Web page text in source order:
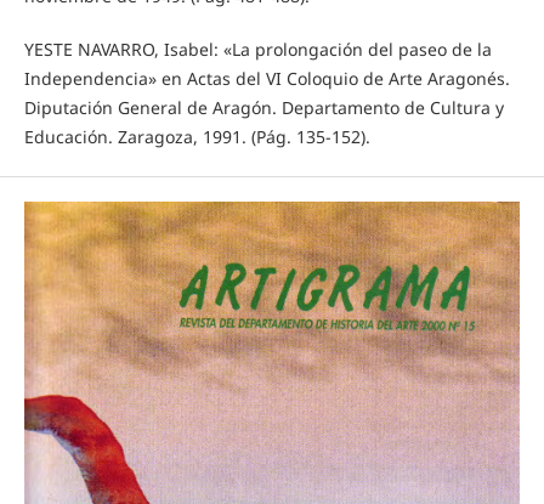
YESTE NAVARRO, Isabel: «La prolongación del paseo de la
Independencia» en Actas del VI Coloquio de Arte Aragonés.
Diputación General de Aragón. Departamento de Cultura y
Educación. Zaragoza, 1991. (Pág. 135-152).